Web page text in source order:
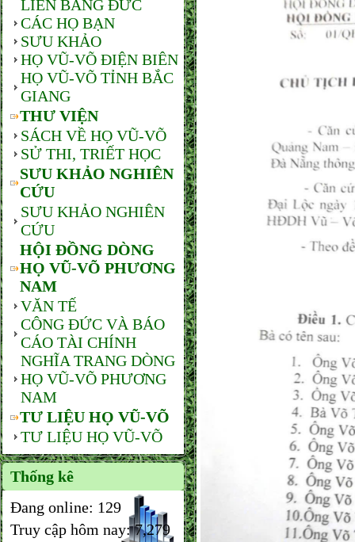
LIÊN BANG ĐỨC
CÁC HỌ BẠN
SƯU KHẢO
HỌ VŨ-VÕ ĐIỆN BIÊN
HỌ VŨ-VÕ TỈNH BẮC
GIANG
THƯ VIỆN
SÁCH VỀ HỌ VŨ-VÕ
SỬ THI, TRIẾT HỌC
SƯU KHẢO NGHIÊN
CỨU
SƯU KHẢO NGHIÊN
CỨU
HỘI ĐỒNG DÒNG
HỌ VŨ-VÕ PHƯƠNG
NAM
VĂN TẾ
CÔNG ĐỨC VÀ BÁO
CÁO TÀI CHÍNH
NGHĨA TRANG DÒNG
HỌ VŨ-VÕ PHƯƠNG
NAM
TƯ LIỆU HỌ VŨ-VÕ
TƯ LIỆU HỌ VŨ-VÕ
Thống kê
Đang online: 129
Truy cập hôm nay:7,279